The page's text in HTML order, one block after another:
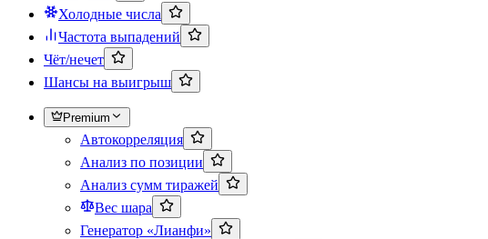
Холодные числа
Частота выпадений
Чёт/нечет
Шансы на выигрыш
Premium
Автокорреляция
Анализ по позиции
Анализ сумм тиражей
Вес шара
Генератор «Лианфи»